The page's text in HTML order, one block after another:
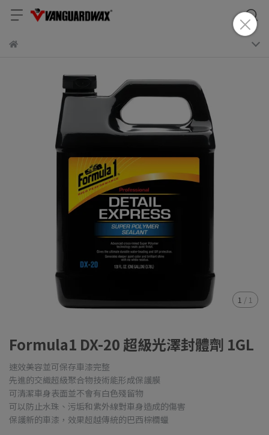
1 / 1
Formula1 DX-20 超級光澤封體劑 1GL
速效美容並可保存車漆完整
先進的交織超級聚合物技術能形成保護膜
可清潔車身表面並不會有白色殘留物
可以防止水珠、污垢和紫外線對車身造成的傷害
保護新的車漆，效果超越傳統的巴西棕櫚蠟